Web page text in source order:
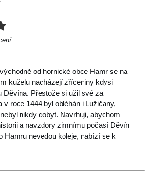
od hornické obce Hamr se na
kuželu nacházejí zříceniny kdysi
Děvína. Přestože si užil své za
v roce 1444 byl obléhán i Lužičany,
nikdy dobyt. Navrhuji, abychom
a navzdory zimnímu počasí Děvín
Hamru nevedou koleje, nabízí se k